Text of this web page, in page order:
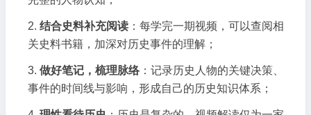
结合史料补充阅读 ：每学完一期视频，可以查阅相
关史料书籍，加深对历史事件的理解；
做好笔记，梳理脉络：记录历史人物的关键决策、
事件的时间线与影响，形成自己的历史知识体系；